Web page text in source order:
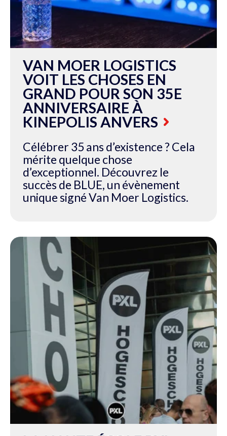
VAN MOER LOGISTICS
VOIT LES CHOSES EN
GRAND POUR SON 35E
ANNIVERSAIRE À
KINEPOLIS ANVERS
Célébrer 35 ans d’existence ? Cela
mérite quelque chose
d’exceptionnel. Découvrez le
succès de BLUE, un évènement
unique signé Van Moer Logistics.